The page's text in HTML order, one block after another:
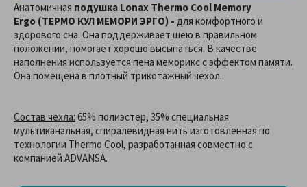
Анатомичная подушка Lonax Thermo Cool Memory
Ergo (ТЕРМО КУЛ МЕМОРИ ЭРГО) - для комфортного и
здорового сна. Она поддерживает шею в правильном
положении, помогает хорошо высыпаться. В качестве
наполнения используется пена меморикс с эффектом памяти.
Она помещена в плотный трикотажный чехол.
Состав чехла: 65% полиэстер, 35% специальная
мультиканальная, спиралевидная нить изготовленная по
технологии Thermo Cool, разработанная совместно с
компанией ADVANSA.